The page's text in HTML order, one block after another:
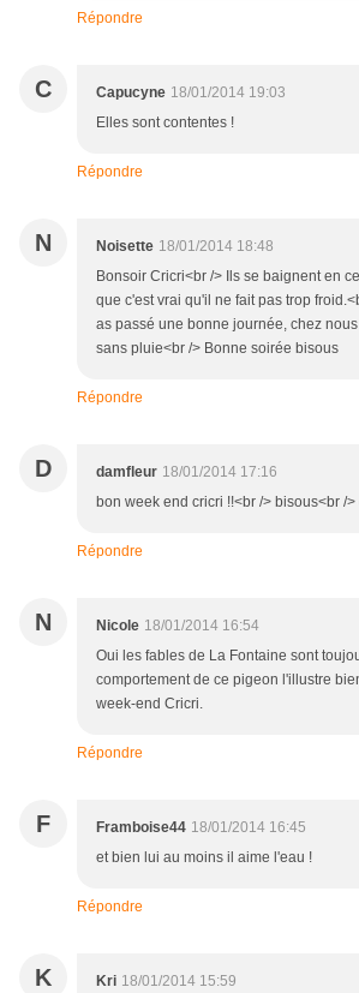
Répondre
C Capucyne 18/01/2014 19:03
Elles sont contentes !
Répondre
N Noisette 18/01/2014 18:48
Bonsoir Cricri<br /> Ils se baignent en
que c'est vrai qu'il ne fait pas trop
as passé une bonne journée, chez
sans pluie<br /> Bonne soirée bisous
Répondre
D damfleur 18/01/2014 17:16
bon week end cricri !!<br /> bisous<br /
Répondre
N Nicole 18/01/2014 16:54
Oui les fables de La Fontaine sont
comportement de ce pigeon l'illustre
week-end Cricri.
Répondre
F Framboise44 18/01/2014 16:45
et bien lui au moins il aime l'eau !
Répondre
K Kri 18/01/2014 15:59